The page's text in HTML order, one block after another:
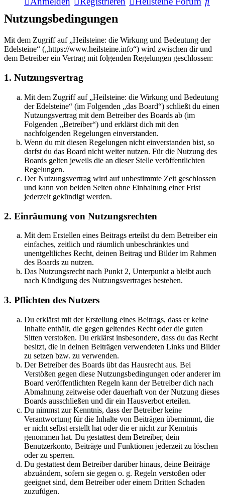
Nutzungsbedingungen
Mit dem Zugriff auf „Heilsteine: die Wirkung und Bedeutung der
Edelsteine“ („https://www.heilsteine.info“) wird zwischen dir und
dem Betreiber ein Vertrag mit folgenden Regelungen geschlossen:
1. Nutzungsvertrag
Mit dem Zugriff auf „Heilsteine: die Wirkung und Bedeutung
der Edelsteine“ (im Folgenden „das Board“) schließt du einen
Nutzungsvertrag mit dem Betreiber des Boards ab (im
Folgenden „Betreiber“) und erklärst dich mit den
nachfolgenden Regelungen einverstanden.
Wenn du mit diesen Regelungen nicht einverstanden bist, so
darfst du das Board nicht weiter nutzen. Für die Nutzung des
Boards gelten jeweils die an dieser Stelle veröffentlichten
Regelungen.
Der Nutzungsvertrag wird auf unbestimmte Zeit geschlossen
und kann von beiden Seiten ohne Einhaltung einer Frist
jederzeit gekündigt werden.
2. Einräumung von Nutzungsrechten
Mit dem Erstellen eines Beitrags erteilst du dem Betreiber ein
einfaches, zeitlich und räumlich unbeschränktes und
unentgeltliches Recht, deinen Beitrag und Bilder im Rahmen
des Boards zu nutzen.
Das Nutzungsrecht nach Punkt 2, Unterpunkt a bleibt auch
nach Kündigung des Nutzungsvertrages bestehen.
3. Pflichten des Nutzers
Du erklärst mit der Erstellung eines Beitrags, dass er keine
Inhalte enthält, die gegen geltendes Recht oder die guten
Sitten verstoßen. Du erklärst insbesondere, dass du das Recht
besitzt, die in deinen Beiträgen verwendeten Links und Bilder
zu setzen bzw. zu verwenden.
Der Betreiber des Boards übt das Hausrecht aus. Bei
Verstößen gegen diese Nutzungsbedingungen oder anderer im
Board veröffentlichten Regeln kann der Betreiber dich nach
Abmahnung zeitweise oder dauerhaft von der Nutzung dieses
Boards ausschließen und dir ein Hausverbot erteilen.
Du nimmst zur Kenntnis, dass der Betreiber keine
Verantwortung für die Inhalte von Beiträgen übernimmt, die
er nicht selbst erstellt hat oder die er nicht zur Kenntnis
genommen hat. Du gestattest dem Betreiber, dein
Benutzerkonto, Beiträge und Funktionen jederzeit zu löschen
oder zu sperren.
Du gestattest dem Betreiber darüber hinaus, deine Beiträge
abzuändern, sofern sie gegen o. g. Regeln verstoßen oder
geeignet sind, dem Betreiber oder einem Dritten Schaden
zuzufügen.